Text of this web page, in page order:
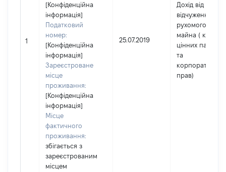
1
[Конфіденційна
інформація]
Податковий
номер:
[Конфіденційна
інформація]
Зареєстроване
місце
проживання:
[Конфіденційна
інформація]
Місце
фактичного
проживання:
збігається з
зареєстрованим
місцем
25.07.2019
Дохід від
відчуження
рухомого
майна ( крім
цінних паперів
та
корпоративних
прав)